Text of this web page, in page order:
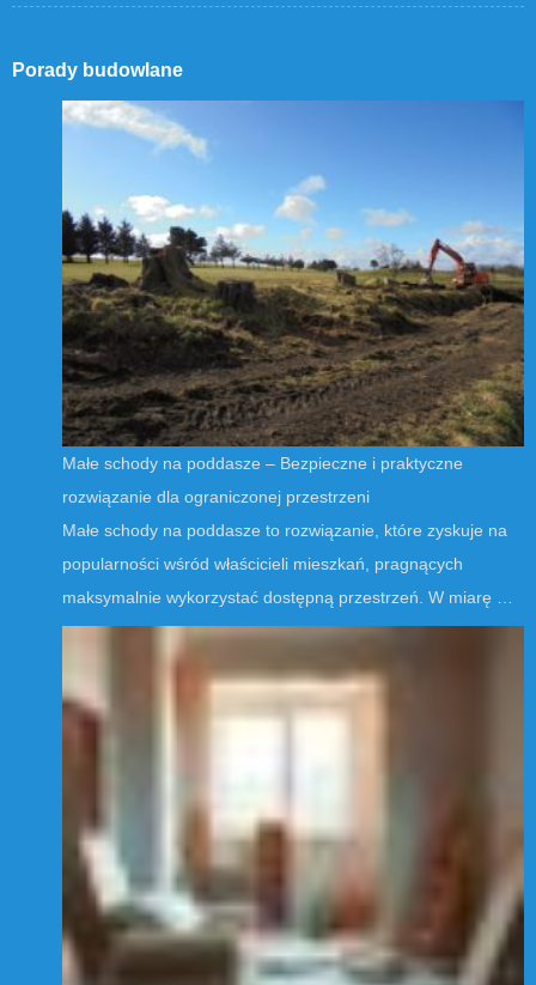
Porady budowlane
Małe schody na poddasze – Bezpieczne i praktyczne
rozwiązanie dla ograniczonej przestrzeni
Małe schody na poddasze to rozwiązanie, które zyskuje na
popularności wśród właścicieli mieszkań, pragnących
maksymalnie wykorzystać dostępną przestrzeń. W miarę …